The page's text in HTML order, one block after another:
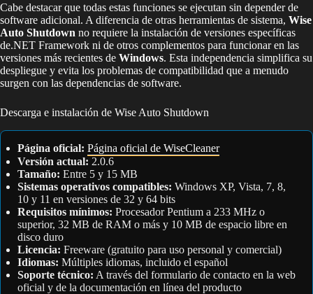
Cabe destacar que todas estas funciones se ejecutan sin depender de
software adicional. A diferencia de otras herramientas de sistema, Wise
Auto Shutdown no requiere la instalación de versiones específicas
de.NET Framework ni de otros complementos para funcionar en las
versiones más recientes de Windows. Esta independencia simplifica su
despliegue y evita los problemas de compatibilidad que a menudo
surgen con las dependencias de software.
Descarga e instalación de Wise Auto Shutdown
Página oficial: Página oficial de WiseCleaner
Versión actual: 2.0.6
Tamaño: Entre 5 y 15 MB
Sistemas operativos compatibles: Windows XP, Vista, 7, 8,
10 y 11 en versiones de 32 y 64 bits
Requisitos mínimos: Procesador Pentium a 233 MHz o
superior, 32 MB de RAM o más y 10 MB de espacio libre en
disco duro
Licencia: Freeware (gratuito para uso personal y comercial)
Idiomas: Múltiples idiomas, incluido el español
Soporte técnico: A través del formulario de contacto en la web
oficial y de la documentación en línea del producto